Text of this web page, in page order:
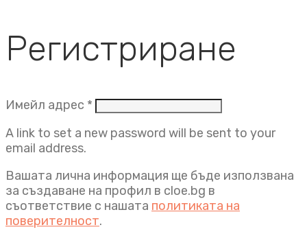
Регистриране
Имейл адрес * Задължително
A link to set a new password will be sent to your
email address.
Вашата лична информация ще бъде използвана
за създаване на профил в cloe.bg в
съответствие с нашата политиката на
поверителност.